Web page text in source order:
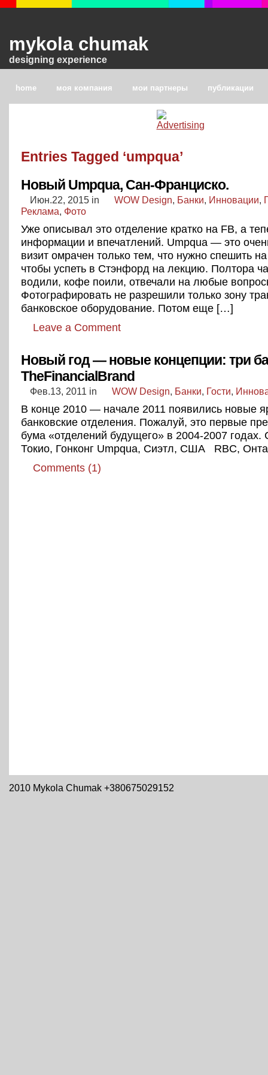
mykola chumak
designing experience
home моя компания мои партнеры публикации
Entries Tagged ‘umpqua’
Новый Umpqua, Сан-Франциско.
Июн.22, 2015 in WOW Design, Банки, Инновации,
Реклама, Фото
Уже описывал это отделение кратко на FB, а
информации и впечатлений. Umpqua — это
визит омрачен только тем, что нужно спешить
чтобы успеть в Стэнфорд на лекцию. Полтора
водили, кофе поили, отвечали на любые
Фотографировать не разрешили только зону
банковское оборудование. Потом еще […]
Leave a Comment
Новый год — новые концепции: три
TheFinancialBrand
Фев.13, 2011 in WOW Design, Банки, Гости,
В конце 2010 — начале 2011 появились новые
банковские отделения. Пожалуй, это первые
бума «отделений будущего» в 2004-2007
Токио, Гонконг Umpqua, Сиэтл, США RBC,
Comments (1)
2010 Mykola Chumak +380675029152